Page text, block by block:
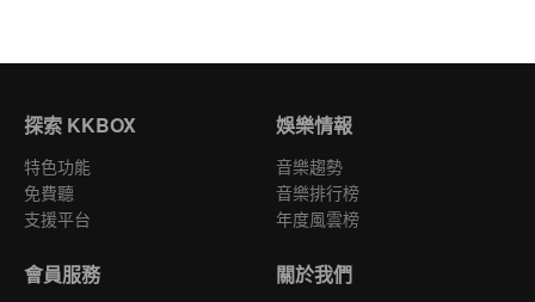
探索 KKBOX
特色功能
免費聽
支援平台
娛樂情報
音樂趨勢
音樂排行榜
年度風雲榜
會員服務 關於我們